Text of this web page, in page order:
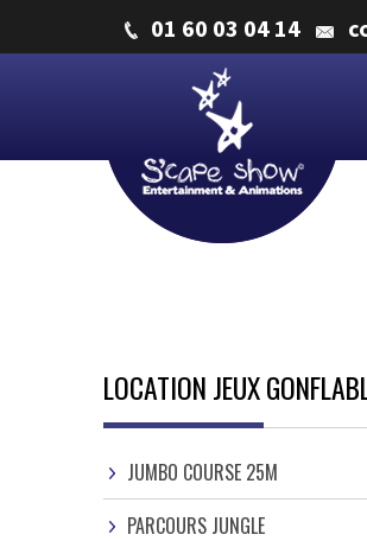
01 60 03 04 14
LOCATION JEUX
JUMBO COURSE 25M
PARCOURS JUNGLE